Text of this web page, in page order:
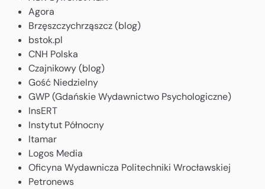
Agora
Brzęszczychrząszcz (blog)
bstok.pl
CNH Polska
Czajnikowy (blog)
Gość Niedzielny
GWP (Gdańskie Wydawnictwo Psychologiczne)
InsERT
Instytut Północny
Itamar
Logos Media
Oficyna Wydawnicza Politechniki Wrocławskiej
Petronews